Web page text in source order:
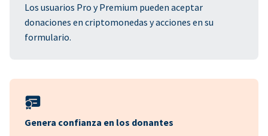
Los usuarios Pro y Premium pueden aceptar
donaciones en criptomonedas y acciones en su
formulario.
Genera confianza en los donantes